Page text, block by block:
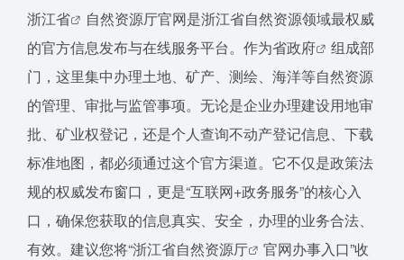
浙江省
自然资源厅官网是浙江省自然资源领域最权威
的官方信息发布与在线服务平台。作为省政府
组成部
门，这里集中办理土地、矿产、测绘、海洋等自然资源
的管理、审批与监管事项。无论是企业办理建设用地审
批、矿业权登记，还是个人查询不动产登记信息、下载
标准地图，都必须通过这个官方渠道。它不仅是政策法
规的权威发布窗口，更是“互联网+政务服务”的核心入
口，确保您获取的信息真实、安全，办理的业务合法、
有效。建议您将“浙江省自然资源厅
官网办事入口”收